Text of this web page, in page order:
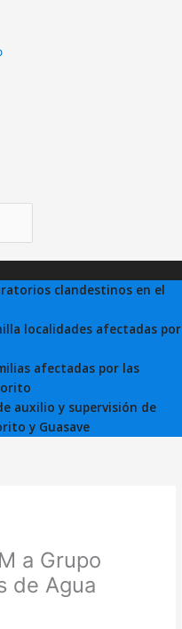
clandestinos en el
localidades afectadas por
afectadas por las
auxilio y supervisión de
y Guasave
a Grupo
de Agua